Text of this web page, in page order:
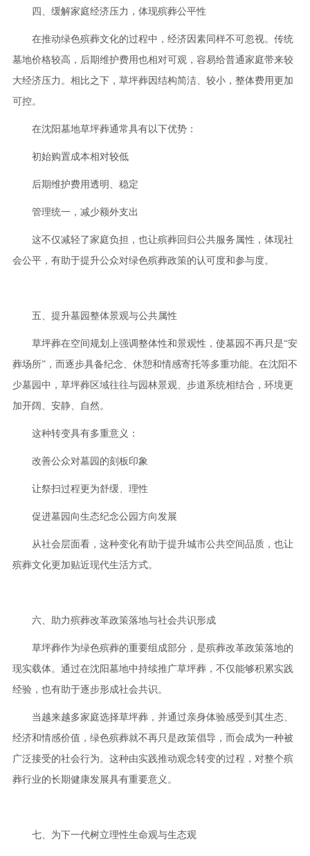
四、缓解家庭经济压力，体现殡葬公平性
在推动绿色殡葬文化的过程中，经济因素同样不可忽视。传统
墓地价格较高，后期维护费用也相对可观，容易给普通家庭带来较
大经济压力。相比之下，草坪葬因结构简洁、较小，整体费用更加
可控。
在沈阳墓地草坪葬通常具有以下优势：
初始购置成本相对较低
后期维护费用透明、稳定
管理统一，减少额外支出
这不仅减轻了家庭负担，也让殡葬回归公共服务属性，体现社
会公平，有助于提升公众对绿色殡葬政策的认可度和参与度。
五、提升墓园整体景观与公共属性
草坪葬在空间规划上强调整体性和景观性，使墓园不再只是“安
葬场所”，而逐步具备纪念、休憩和情感寄托等多重功能。在沈阳不
少墓园中，草坪葬区域往往与园林景观、步道系统相结合，环境更
加开阔、安静、自然。
这种转变具有多重意义：
改善公众对墓园的刻板印象
让祭扫过程更为舒缓、理性
促进墓园向生态纪念公园方向发展
从社会层面看，这种变化有助于提升城市公共空间品质，也让
殡葬文化更加贴近现代生活方式。
六、助力殡葬改革政策落地与社会共识形成
草坪葬作为绿色殡葬的重要组成部分，是殡葬改革政策落地的
现实载体。通过在沈阳墓地中持续推广草坪葬，不仅能够积累实践
经验，也有助于逐步形成社会共识。
当越来越多家庭选择草坪葬，并通过亲身体验感受到其生态、
经济和情感价值，绿色殡葬就不再只是政策倡导，而会成为一种被
广泛接受的社会行为。这种由实践推动观念转变的过程，对整个殡
葬行业的长期健康发展具有重要意义。
七、为下一代树立理性生命观与生态观